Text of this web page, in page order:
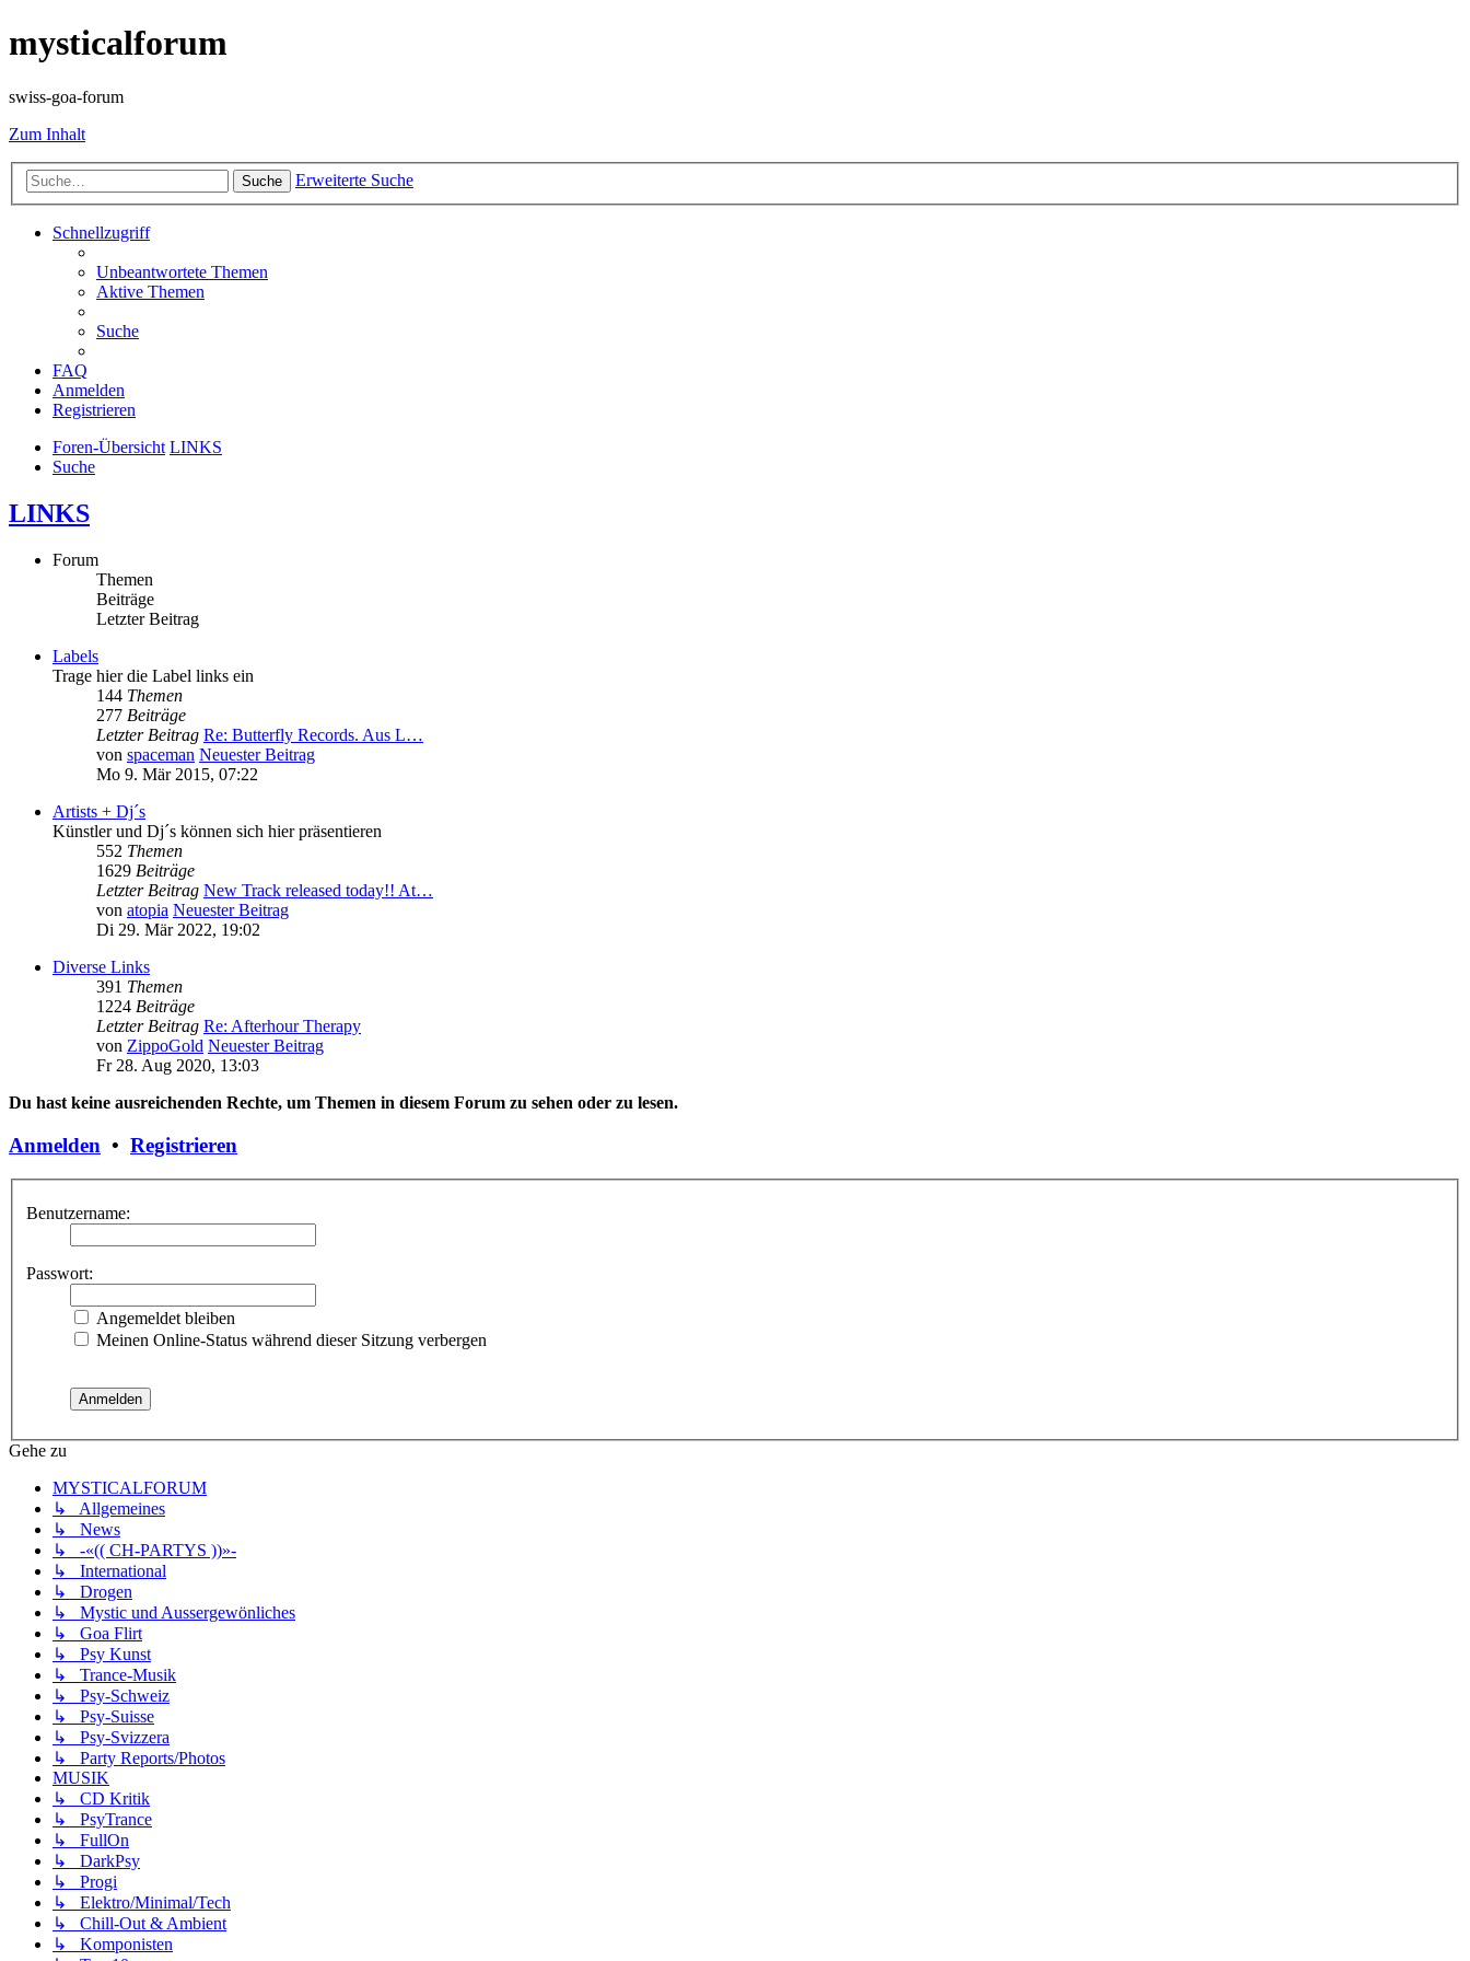
mysticalforum
swiss-goa-forum
Zum Inhalt
Suche Erweiterte Suche
Schnellzugriff
Unbeantwortete Themen
Aktive Themen
Suche
FAQ
Anmelden
Registrieren
Foren-Übersicht LINKS
Suche
LINKS
Forum
Themen
Beiträge
Letzter Beitrag
Labels
Trage hier die Label links ein
144 Themen
277 Beiträge
Letzter Beitrag Re: Butterfly Records. Aus L…
von spaceman Neuester Beitrag
Mo 9. Mär 2015, 07:22
Artists + Dj´s
Künstler und Dj´s können sich hier präsentieren
552 Themen
1629 Beiträge
Letzter Beitrag New Track released today!! At…
von atopia Neuester Beitrag
Di 29. Mär 2022, 19:02
Diverse Links
391 Themen
1224 Beiträge
Letzter Beitrag Re: Afterhour Therapy
von ZippoGold Neuester Beitrag
Fr 28. Aug 2020, 13:03
Du hast keine ausreichenden Rechte, um Themen in diesem Forum zu sehen oder zu lesen.
Anmelden • Registrieren
Benutzername:
Passwort:
Angemeldet bleiben
Meinen Online-Status während dieser Sitzung verbergen
Gehe zu
MYSTICALFORUM
↳ Allgemeines
↳ News
↳ -«(( CH-PARTYS ))»-
↳ International
↳ Drogen
↳ Mystic und Aussergewönliches
↳ Goa Flirt
↳ Psy Kunst
↳ Trance-Musik
↳ Psy-Schweiz
↳ Psy-Suisse
↳ Psy-Svizzera
↳ Party Reports/Photos
MUSIK
↳ CD Kritik
↳ PsyTrance
↳ FullOn
↳ DarkPsy
↳ Progi
↳ Elektro/Minimal/Tech
↳ Chill-Out & Ambient
↳ Komponisten